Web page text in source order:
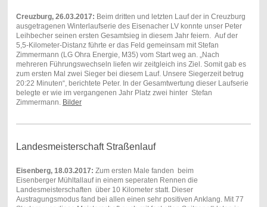
Creuzburg, 26.03.2017: Beim dritten und letzten Lauf der in Creuzburg
ausgetragenen Winterlaufserie des Eisenacher LV konnte unser Peter
Leihbecher seinen ersten Gesamtsieg in diesem Jahr feiern. Auf der
5,5-Kilometer-Distanz führte er das Feld gemeinsam mit Stefan
Zimmermann (LG Ohra Energie, M35) vom Start weg an. „Nach
mehreren Führungswechseln liefen wir zeitgleich ins Ziel. Somit gab es
zum ersten Mal zwei Sieger bei diesem Lauf. Unsere Siegerzeit betrug
20:22 Minuten“, berichtete Peter. In der Gesamtwertung dieser Laufserie
belegte er wie im vergangenen Jahr Platz zwei hinter Stefan
Zimmermann. Bilder
Landesmeisterschaft Straßenlauf
Eisenberg, 18.03.2017: Zum ersten Male fanden beim
Eisenberger Mühltallauf in einem seperaten Rennen die
Landesmeisterschaften über 10 Kilometer statt. Dieser
Austragungsmodus fand bei allen einen sehr positiven Anklang. Mit 77